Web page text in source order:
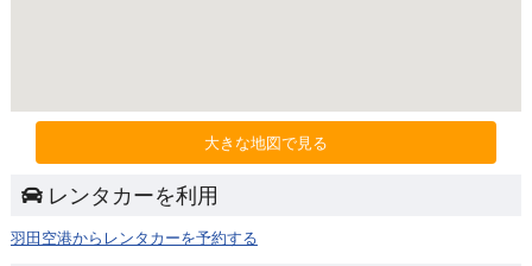
大きな地図で見る
レンタカーを利用
羽田空港からレンタカーを予約する